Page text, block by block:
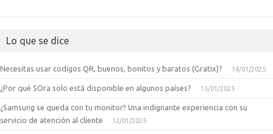
Lo que se dice
Necesitas usar codigos QR, buenos, bonitos y baratos (Gratix)? 14/01/2025
¿Por qué SOra solo está disponible en algunos países? 13/01/2025
¿Samsung se queda con tu monitor? Una indignante experiencia con su
servicio de atención al cliente
12/01/2025